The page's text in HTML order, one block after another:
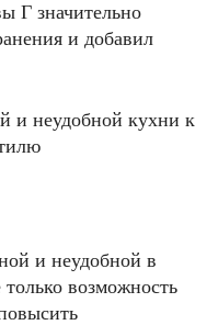
Г значительно
и добавил
и неудобной в
возможность